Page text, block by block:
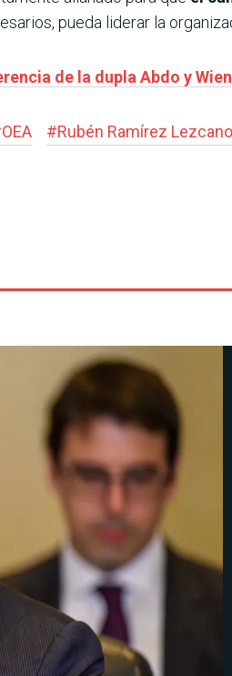
pueda liderar la
de la dupla Abdo y
OEA #Rubén Ramírez Lezcano